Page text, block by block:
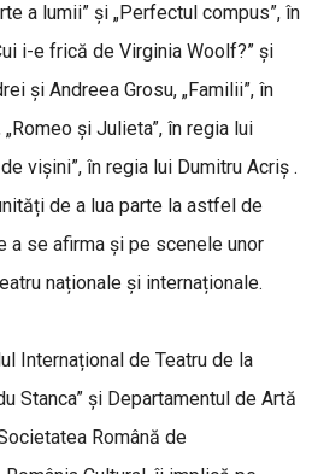
a lumii” și „Perfectul compus”, în
i-e frică de Virginia Woolf?” și
și Andreea Grosu, „Familii”, în
și Julieta”, în regia lui
vișini”, în regia lui Dumitru Acriș .
de a lua parte la astfel de
a se afirma și pe scenele unor
naționale și internaționale.
Internațional de Teatru de la
Stanca” și Departamentul de Artă
Română de